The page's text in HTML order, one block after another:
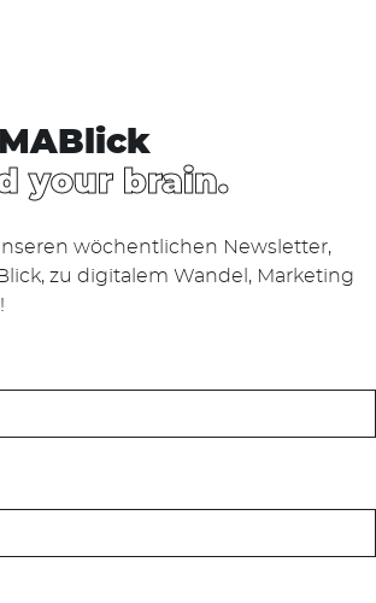
your brain.
wöchentlichen Newsletter,
zu digitalem Wandel, Marketing